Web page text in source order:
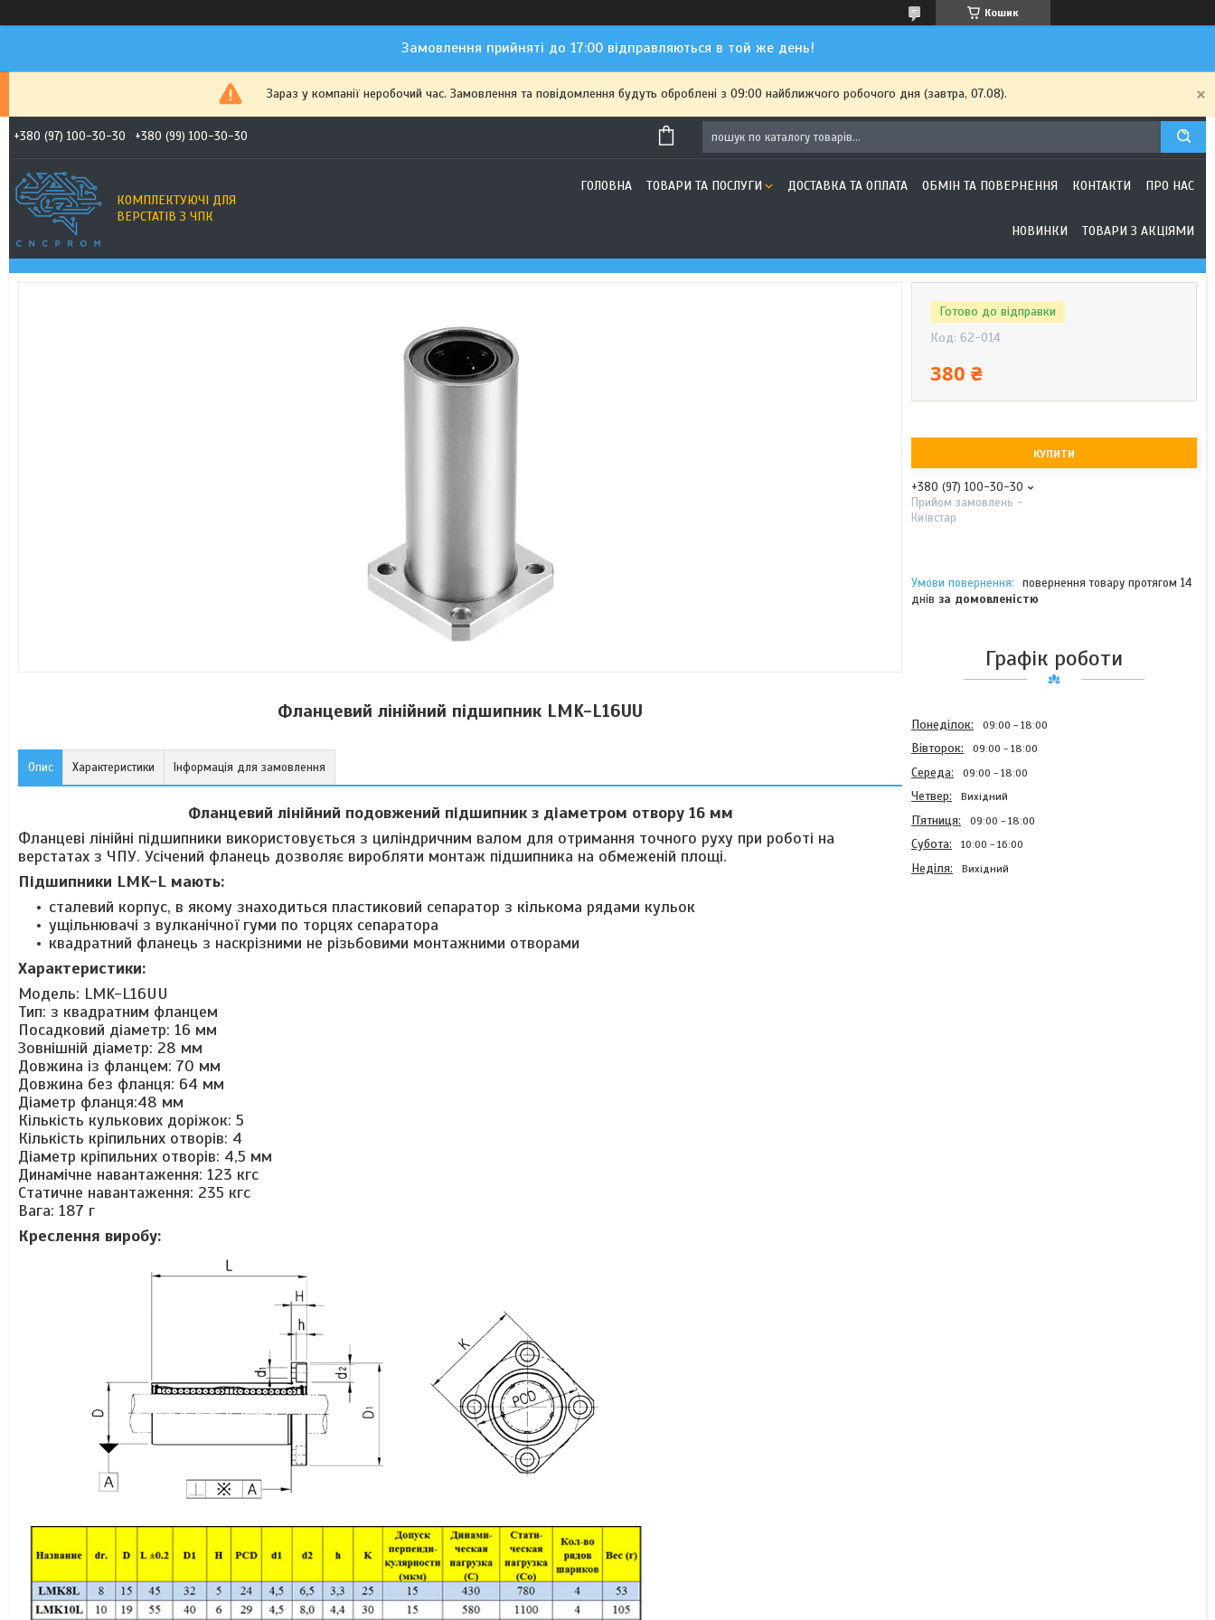
Кошик
Замовлення прийняті до 17:00 відправляються в той же день!
Зараз у компанії неробочий час. Замовлення та повідомлення будуть оброблені з 09:00 найближчого робочого дня (завтра, 07.08).
+380 (97) 100-30-30 +380 (99) 100-30-30
КОМПЛЕКТУЮЧІ ДЛЯ
ВЕРСТАТІВ З ЧПК
ГОЛОВНА ТОВАРИ ТА ПОСЛУГИ ДОСТАВКА ТА ОПЛАТА ОБМІН ТА ПОВЕРНЕННЯ КОНТАКТИ ПРО НАС
НОВИНКИ ТОВАРИ З АКЦІЯМИ
Фланцевий лінійний підшипник LMK-L16UU
Опис Характеристики Інформація для замовлення
Фланцевий лінійний подовжений підшипник з діаметром отвору 16 мм
Фланцеві лінійні підшипники використовується з циліндричним валом для отримання точного руху при роботі на
верстатах з ЧПУ. Усічений фланець дозволяє виробляти монтаж підшипника на обмеженій площі.
Підшипники LMK-L мають:
сталевий корпус, в якому знаходиться пластиковий сепаратор з кількома рядами кульок
ущільнювачі з вулканічної гуми по торцях сепаратора
квадратний фланець з наскрізними не різьбовими монтажними отворами
Характеристики:
Модель: LMK-L16UU
Тип: з квадратним фланцем
Посадковий діаметр: 16 мм
Зовнішній діаметр: 28 мм
Довжина із фланцем: 70 мм
Довжина без фланця: 64 мм
Діаметр фланця:48 мм
Кількість кулькових доріжок: 5
Кількість кріпильних отворів: 4
Діаметр кріпильних отворів: 4,5 мм
Динамічне навантаження: 123 кгс
Статичне навантаження: 235 кгс
Вага: 187 г
Креслення виробу:
Готово до відправки
Код: 62-014
380 ₴
КУПИТИ
+380 (97) 100-30-30
Прийом замовлень -
Київстар
повернення товару протягом 14
днів за домовленістю
Графік роботи
Понеділок 09:00 18:00
Вівторок 09:00 18:00
Середа 09:00 18:00
Четвер Вихідний
Пʼятниця 09:00 18:00
Субота 10:00 16:00
Неділя Вихідний